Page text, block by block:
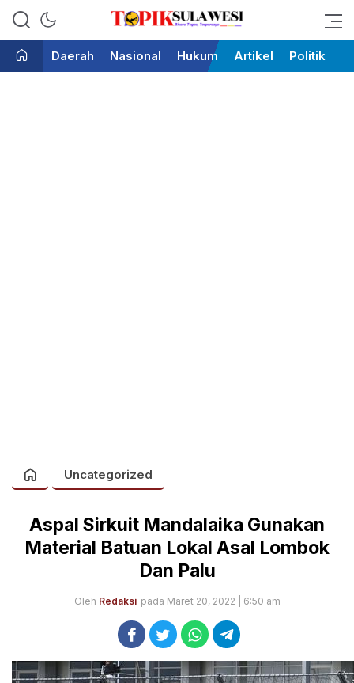
Topik Sulawesi
Bicara Tegas Terpercaya
Daerah
Nasional Hukum Artikel Politik
Uncategorized
Aspal Sirkuit Mandalaika Gunakan
Material Batuan Lokal Asal Lombok
Dan Palu
Oleh Redaksi pada Maret 20, 2022 | 6:50 am